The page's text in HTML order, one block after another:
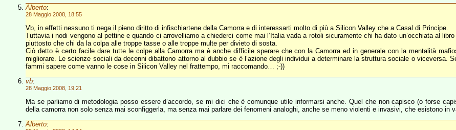
Alberto:
28 Maggio 2008, 18:55
Vb, in effetti nessuno ti nega il pieno diritto di infischiartene della Camorra e di interessarti molto di più a Silicon Valley che a Casal di Principe.
Tuttavia i nodi vengono al pettine e quando ci arrovelliamo a chiederci come mai l’Italia vada a rotoli sicuramente chi ha dato un’occhiata al
piuttosto che chi da la colpa alle troppe tasse o alle troppe multe per divieto di sosta.
Ciò detto è certo facile dare tutte le colpe alla Camorra ma è anche difficile sperare che con la Camorra ed in generale con la mentalità
migliorare. Le scienze sociali da decenni dibattono attorno al dubbio se è l’azione degli individui a determinare la struttura sociale o viceversa.
fammi sapere come vanno le cose in Silicon Valley nel frattempo, mi raccomando… ;-))
vb:
28 Maggio 2008, 19:21
Ma se parliamo di metodologia posso essere d’accordo, se mi dici che è comunque utile informarsi anche. Quel che non capisco (o forse
della camorra non solo senza mai sconfiggerla, ma senza mai parlare dei fenomeni analoghi, anche se meno violenti e invasivi, che esistono in
Alberto: